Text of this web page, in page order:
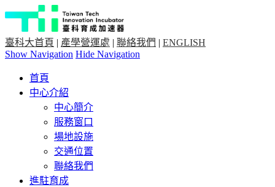
臺科大首頁 | 產學營運處 | 聯絡我們 | ENGLISH
Show Navigation Hide Navigation
首頁
中心介紹
中心簡介
服務窗口
場地設施
交通位置
聯絡我們
進駐育成